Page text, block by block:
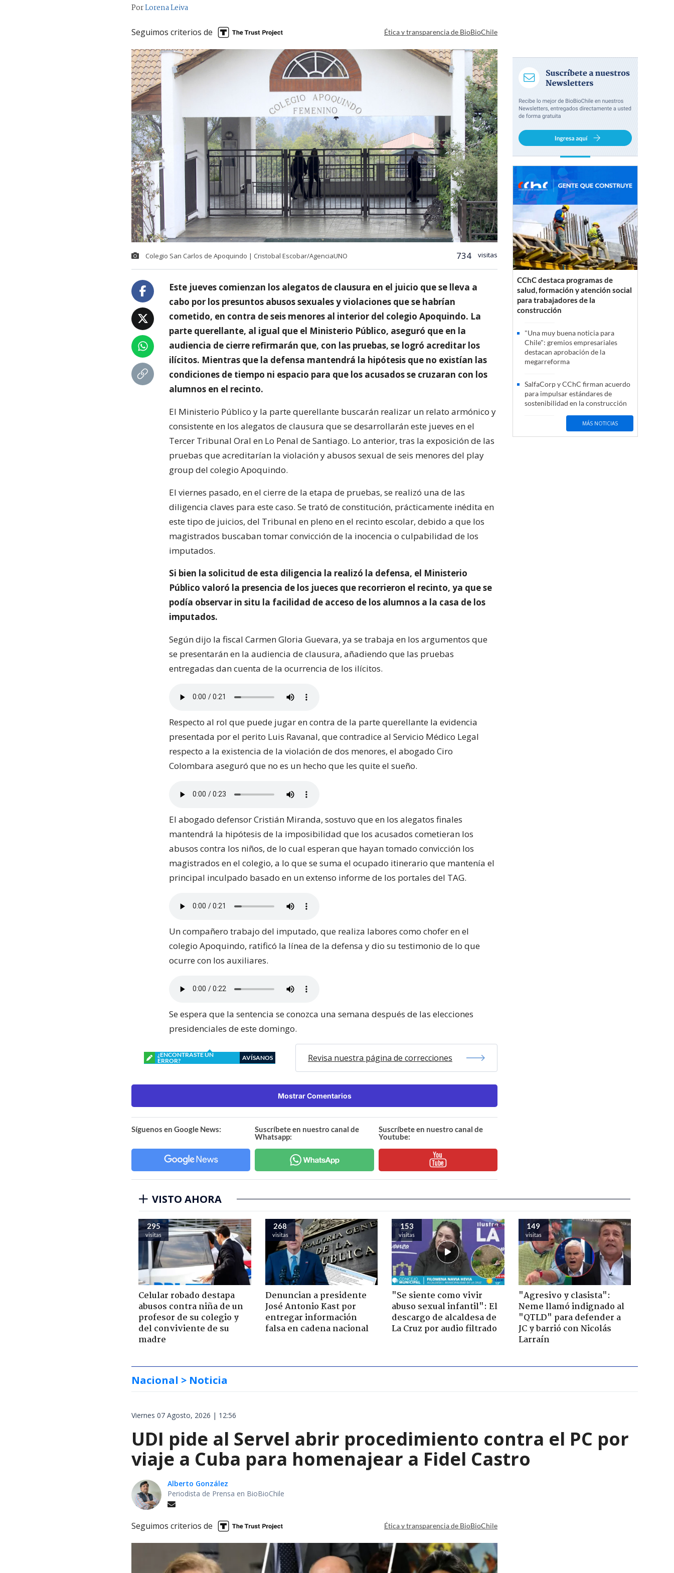
PorLorena Leiva
Seguimos criterios de Ética y transparencia de BioBioChile
Colegio San Carlos de Apoquindo | Cristobal Escobar/AgenciaUNO 734 visitas
Este jueves comienzan los alegatos de clausura en el juicio que se lleva a
cabo por los presuntos abusos sexuales y violaciones que se habrían
cometido, en contra de seis menores al interior del colegio Apoquindo. La
parte querellante, al igual que el Ministerio Público, aseguró que en la
audiencia de cierre refirmarán que, con las pruebas, se logró acreditar los
ilícitos. Mientras que la defensa mantendrá la hipótesis que no existían las
condiciones de tiempo ni espacio para que los acusados se cruzaran con los
alumnos en el recinto.
El Ministerio Público y la parte querellante buscarán realizar un relato armónico y
consistente en los alegatos de clausura que se desarrollarán este jueves en el
Tercer Tribunal Oral en Lo Penal de Santiago. Lo anterior, tras la exposición de las
pruebas que acreditarían la violación y abusos sexual de seis menores del play
group del colegio Apoquindo.
El viernes pasado, en el cierre de la etapa de pruebas, se realizó una de las
diligencia claves para este caso. Se trató de constitución, prácticamente inédita en
este tipo de juicios, del Tribunal en pleno en el recinto escolar, debido a que los
magistrados buscaban tomar convicción de la inocencia o culpabilidad de los
imputados.
Si bien la solicitud de esta diligencia la realizó la defensa, el Ministerio
Público valoró la presencia de los jueces que recorrieron el recinto, ya que se
podía observar in situ la facilidad de acceso de los alumnos a la casa de los
imputados.
Según dijo la fiscal Carmen Gloria Guevara, ya se trabaja en los argumentos que
se presentarán en la audiencia de clausura, añadiendo que las pruebas
entregadas dan cuenta de la ocurrencia de los ilícitos.
Respecto al rol que puede jugar en contra de la parte querellante la evidencia
presentada por el perito Luis Ravanal, que contradice al Servicio Médico Legal
respecto a la existencia de la violación de dos menores, el abogado Ciro
Colombara aseguró que no es un hecho que les quite el sueño.
El abogado defensor Cristián Miranda, sostuvo que en los alegatos finales
mantendrá la hipótesis de la imposibilidad que los acusados cometieran los
abusos contra los niños, de lo cual esperan que hayan tomado convicción los
magistrados en el colegio, a lo que se suma el ocupado itinerario que mantenía el
principal inculpado basado en un extenso informe de los portales del TAG.
Un compañero trabajo del imputado, que realiza labores como chofer en el
colegio Apoquindo, ratificó la línea de la defensa y dio su testimonio de lo que
ocurre con los auxiliares.
Se espera que la sentencia se conozca una semana después de las elecciones
presidenciales de este domingo.
¿ENCONTRASTE UN
ERROR?
AVÍSANOS Revisa nuestra página de correcciones
Mostrar Comentarios
Síguenos en Google News:
Suscríbete en nuestro canal de
Whatsapp:
Suscríbete en nuestro canal de
Youtube:
CChC destaca programas de
salud, formación y atención social
para trabajadores de la
construcción
"Una muy buena noticia para
Chile": gremios empresariales
destacan aprobación de la
megarreforma
SalfaCorp y CChC firman acuerdo
para impulsar estándares de
sostenibilidad en la construcción
MÁS NOTICIAS
VISTO AHORA
295
visitas
Celular robado destapa
abusos contra niña de un
profesor de su colegio y
del conviviente de su
madre
268
visitas
Denuncian a presidente
José Antonio Kast por
entregar información
falsa en cadena nacional
153
visitas
"Se siente como vivir
abuso sexual infantil": El
descargo de alcaldesa de
La Cruz por audio filtrado
149
visitas
"Agresivo y clasista":
Neme llamó indignado al
"QTLD" para defender a
JC y barrió con Nicolás
Larraín
Nacional > Noticia
Viernes 07 Agosto, 2026 | 12:56
UDI pide al Servel abrir procedimiento contra el PC por
viaje a Cuba para homenajear a Fidel Castro
Alberto González
Periodista de Prensa en BioBioChile
Seguimos criterios de Ética y transparencia de BioBioChile